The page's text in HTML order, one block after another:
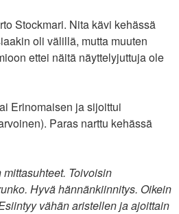
Stockmari. Nita kävi kehässä
oli välillä, mutta muuten
ettei näitä näyttelyjuttuja ole
Erinomaisen ja sijoittui
Paras narttu kehässä
Toivoisin
Hyvä hännänkiinnitys. Oikein
vähän aristellen ja ajoittain